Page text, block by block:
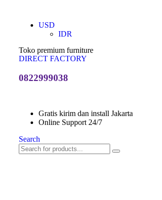
USD
IDR
Toko premium furniture
DIRECT FACTORY
0822999038
Gratis kirim dan install Jakarta
Online Support 24/7
Search